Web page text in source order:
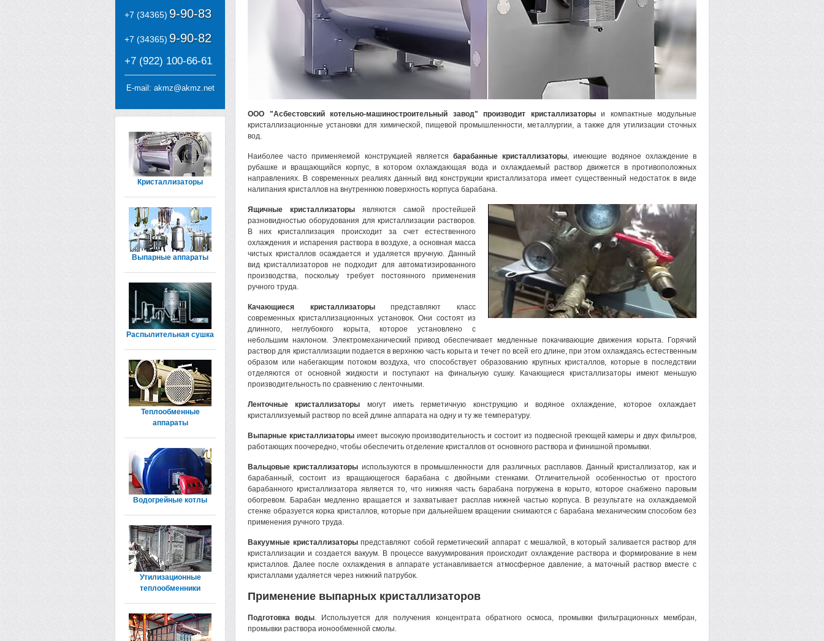
ООО "Асбестовский котельно-машиностроительный завод" производит кристаллизаторыи компактные модульные
кристаллизационные установки для химической, пищевой промышленности, металлургии, а также для утилизации сточных
вод.
Наиболее часто применяемой конструкцией является барабанные кристаллизаторы, имеющие водяное охлаждение в
рубашке и вращающийся корпус, в котором охлаждающая вода и охлаждаемый раствор движется в противоположных
направлениях. В современных реалиях данный вид конструкции кристаллизатора имеет существенный недостаток в виде
налипания кристаллов на внутреннюю поверхность корпуса барабана.
Ящичные кристаллизаторы являются самой простейшей
разновидностью оборудования для кристаллизации растворов.
В них кристаллизация происходит за счет естественного
охлаждения и испарения раствора в воздухе, а основная масса
чистых кристаллов осаждается и удаляется вручную. Данный
вид кристаллизаторов не подходит для автоматизированного
производства, поскольку требует постоянного применения
ручного труда.
Качающиеся кристаллизаторыпредставляют класс
современных кристаллизационных установок. Они состоят из
длинного, неглубокого корыта, которое установлено с
небольшим наклоном. Электромеханический привод обеспечивает медленные покачивающие движения корыта. Горячий
раствор для кристаллизации подается в верхнюю часть корыта и течет по всей его длине, при этом охлаждаясь естественным
образом или набегающим потоком воздуха, что способствует образованию крупных кристаллов, которые в последствии
отделяются от основной жидкости и поступают на финальную сушку. Качающиеся кристаллизаторы имеют меньшую
производительность по сравнению с ленточными.
Ленточные кристаллизаторы могут иметь герметичную конструкцию и водяное охлаждение, которое охлаждает
кристаллизуемый раствор по всей длине аппарата на одну и ту же температуру.
Выпарные кристаллизаторыимеет высокую производительность и состоит из подвесной греющей камеры и двух фильтров,
работающих поочередно, чтобы обеспечить отделение кристаллов от основного раствора и финишной промывки.
Вальцовые кристаллизаторы используются в промышленности для различных расплавов. Данный кристаллизатор, как и
барабанный, состоит из вращающегося барабана с двойными стенками. Отличительной особенностью от простого
барабанного кристаллизатора является то, что нижняя часть барабана погружена в корыто, которое снабжено паровым
обогревом. Барабан медленно вращается и захватывает расплав нижней частью корпуса. В результате на охлаждаемой
стенке образуется корка кристаллов, которые при дальнейшем вращении снимаются с барабана механическим способом без
применения ручного труда.
Вакуумные кристаллизаторыпредставляют собой герметический аппарат с мешалкой, в который заливается раствор для
кристаллизации и создается вакуум. В процессе вакуумирования происходит охлаждение раствора и формирование в нем
кристаллов. Далее после охлаждения в аппарате устанавливается атмосферное давление, а маточный раствор вместе с
кристаллами удаляется через нижний патрубок.
Применение выпарных кристаллизаторов
Подготовка воды. Используется для получения концентрата обратного осмоса, промывки фильтрационных мембран,
промывки раствора ионообменной смолы.
+7 (34365) 9-90-83
+7 (34365) 9-90-82
+7 (922) 100-66-61
E-mail: akmz@akmz.net
Кристаллизаторы
Выпарные аппараты
Распылительная сушка
Теплообменные
аппараты
Водогрейные котлы
Утилизационные
теплообменники